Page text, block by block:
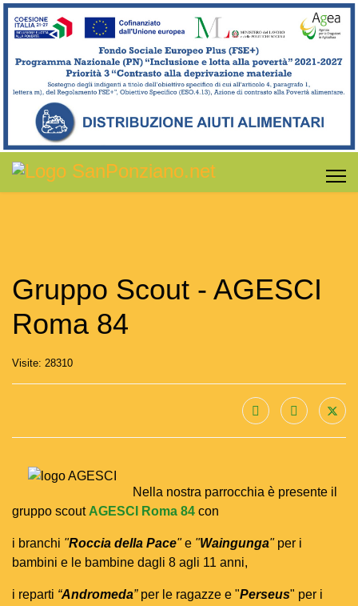
Gruppo Scout - AGESCI
Roma 84
Visite: 28310
Nella nostra parrocchia è presente il
gruppo scout AGESCI Roma 84 con
i branchi "Roccia della Pace"e "Waingunga"per i
bambini e le bambine dagli 8 agli 11 anni,
i reparti “Andromeda”per le ragazze e "Perseus" per i